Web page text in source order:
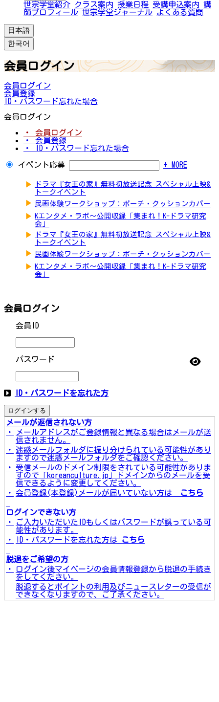
世宗学堂紹介 クラス案内 授業日程 受講申込案内 講
師プロフィール 世宗学堂ジャーナル よくある質問
日本語
한국어
会員ログイン
会員ログイン
会員登録
ID・パスワード忘れた場合
会員ログイン
・ 会員ログイン
・ 会員登録
・ ID・パスワード忘れた場合
イベント応募 + MORE
▶
ドラマ『女王の家』無料初放送記念 スペシャル上映&
トークイベント
▶ 民画体験ワークショップ：ポーチ・クッションカバー
▶ Kエンタメ・ラボ～公開収録「集まれ！K-ドラマ研究
会」
▶
ドラマ『女王の家』無料初放送記念 スペシャル上映&
トークイベント
▶ 民画体験ワークショップ：ポーチ・クッションカバー
▶ Kエンタメ・ラボ～公開収録「集まれ！K-ドラマ研究
会」
会員ログイン
会員ID
パスワード
ID・パスワードを忘れた方
ログインする
メールが返信されない方
・
メールアドレスがご登録情報と異なる場合はメールが送
信されません。
・
迷惑メールフォルダに振り分けられている可能性があり
ますので迷惑メールフォルダをご確認ください。
・
受信メールのドメイン制限をされている可能性がありま
すので「koreanculture.jp」ドメインからのメールを受
信できるように変更してください。
・
会員登録(本登録)メールが届いていない方は こちら
ログインできない方
・
ご入力いただいたIDもしくはパスワードが誤っている可
能性があります。
・
ID・パスワードを忘れた方は こちら
脱退をご希望の方
・
ログイン後マイページの会員情報登録から脱退の手続き
をしてください。
脱退するとポイントの利用及びニュースレターの受信が
できなくなりますので、ご了承ください。